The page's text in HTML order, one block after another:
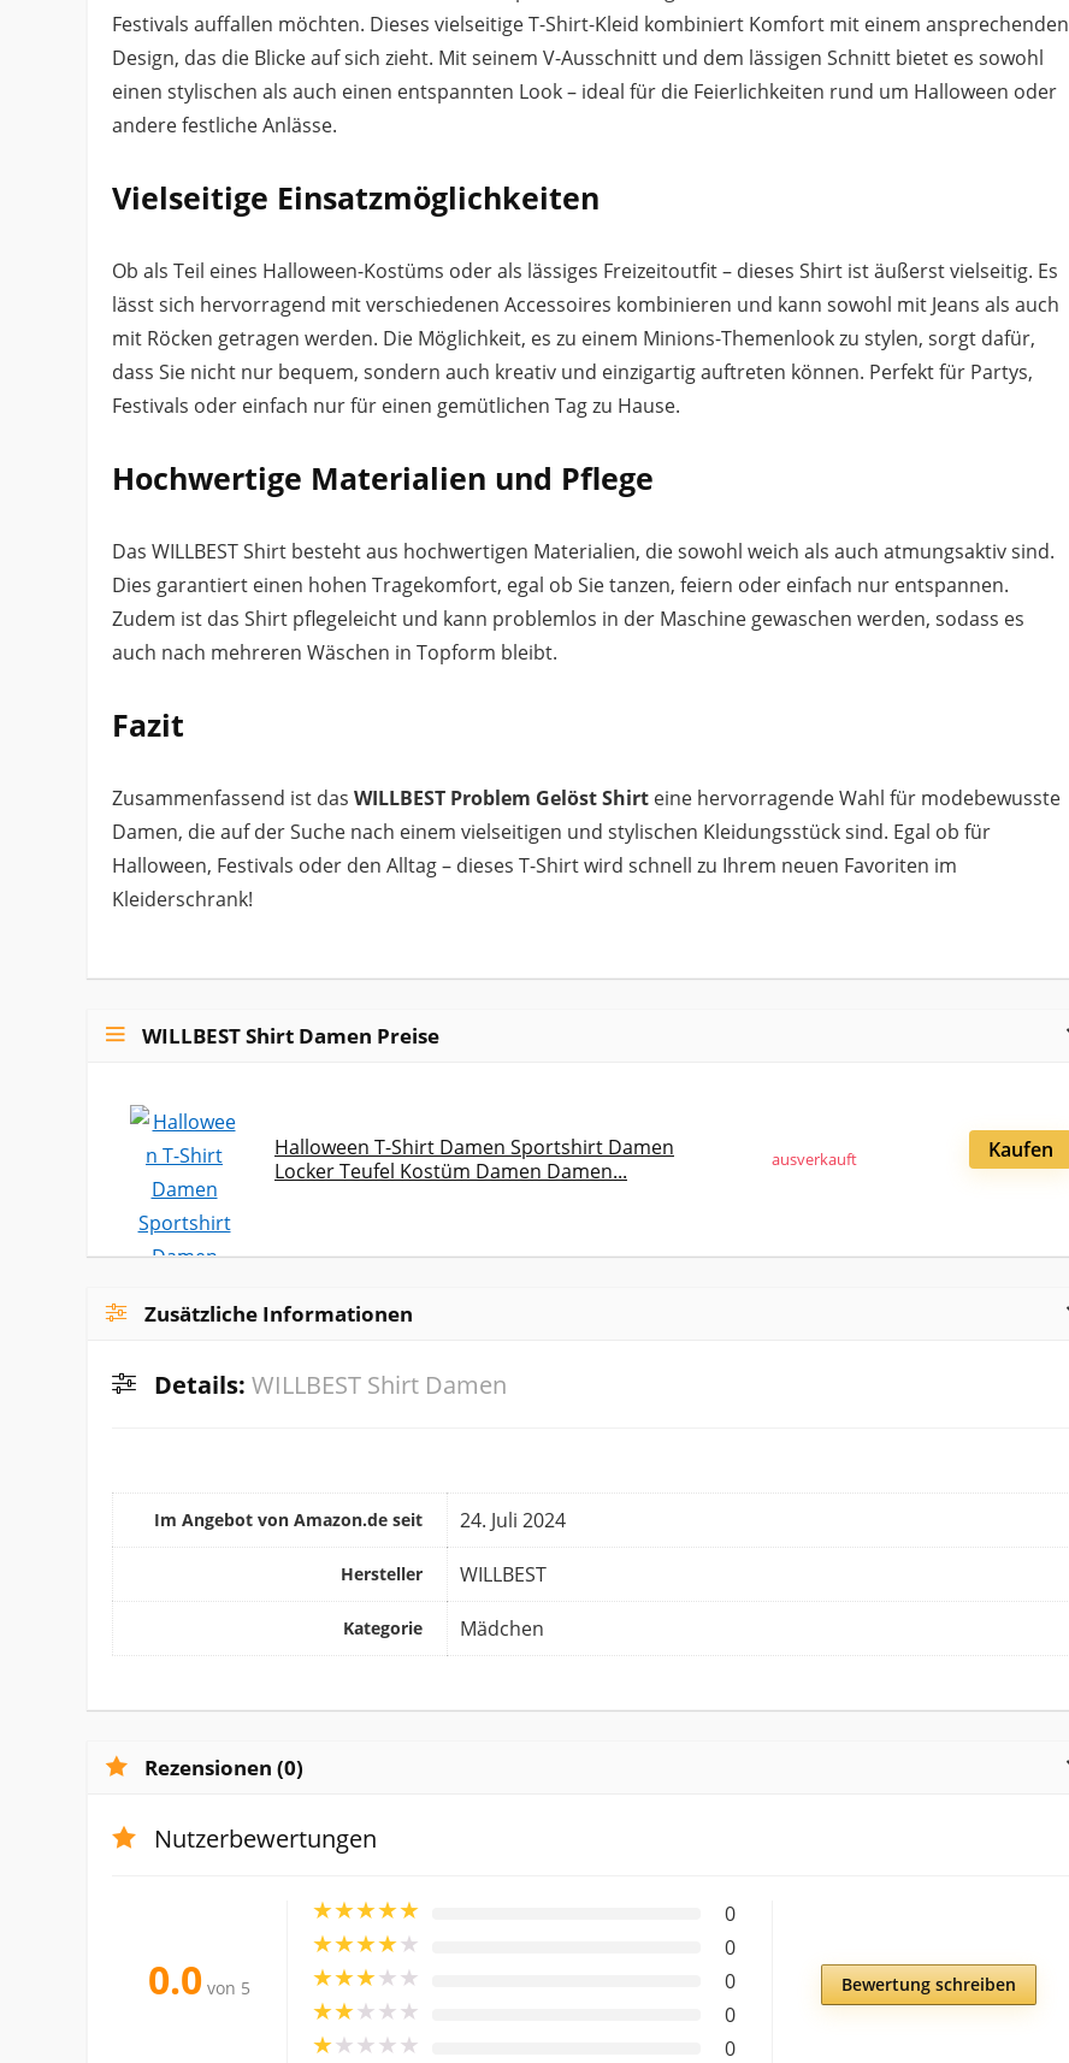
Festivals auffallen möchten. Dieses vielseitige T-Shirt-Kleid kombiniert Komfort mit einem ansprechenden
Design, das die Blicke auf sich zieht. Mit seinem V-Ausschnitt und dem lässigen Schnitt bietet es sowohl
einen stylischen als auch einen entspannten Look – ideal für die Feierlichkeiten rund um Halloween oder
andere festliche Anlässe.
Vielseitige Einsatzmöglichkeiten
Ob als Teil eines Halloween-Kostüms oder als lässiges Freizeitoutfit – dieses Shirt ist äußerst vielseitig. Es
lässt sich hervorragend mit verschiedenen Accessoires kombinieren und kann sowohl mit Jeans als auch
mit Röcken getragen werden. Die Möglichkeit, es zu einem Minions-Themenlook zu stylen, sorgt dafür,
dass Sie nicht nur bequem, sondern auch kreativ und einzigartig auftreten können. Perfekt für Partys,
Festivals oder einfach nur für einen gemütlichen Tag zu Hause.
Hochwertige Materialien und Pflege
Das WILLBEST Shirt besteht aus hochwertigen Materialien, die sowohl weich als auch atmungsaktiv sind.
Dies garantiert einen hohen Tragekomfort, egal ob Sie tanzen, feiern oder einfach nur entspannen.
Zudem ist das Shirt pflegeleicht und kann problemlos in der Maschine gewaschen werden, sodass es
auch nach mehreren Wäschen in Topform bleibt.
Fazit
Zusammenfassend ist das WILLBEST Problem Gelöst Shirt eine hervorragende Wahl für modebewusste
Damen, die auf der Suche nach einem vielseitigen und stylischen Kleidungsstück sind. Egal ob für
Halloween, Festivals oder den Alltag – dieses T-Shirt wird schnell zu Ihrem neuen Favoriten im
Kleiderschrank!
WILLBEST Shirt Damen Preise
Halloween T-Shirt Damen Sportshirt Damen
Locker Teufel Kostüm Damen Damen...
ausverkauft Kaufen
Zusätzliche Informationen
Details: WILLBEST Shirt Damen
Im Angebot von Amazon.de seit 24. Juli 2024
Hersteller WILLBEST
Kategorie Mädchen
Rezensionen (0)
Nutzerbewertungen
0.0 von 5
★★★★★ 0
★★★★★ 0
★★★★★ 0
★★★★★ 0
★★★★★ 0
Bewertung schreiben